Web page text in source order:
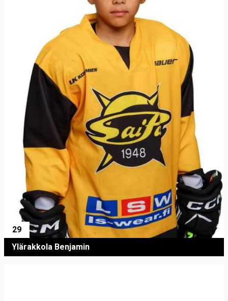
29
Ylärakkola Benjamin